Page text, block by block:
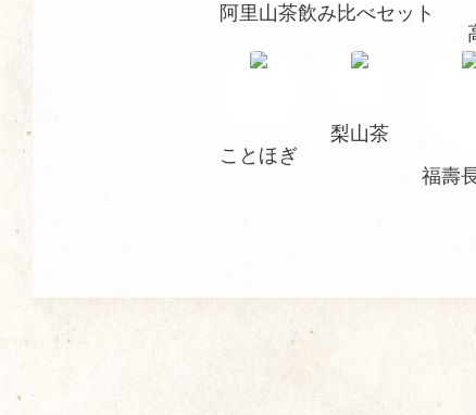
阿里山茶飲み比べセット
ことほぎ
梨山茶
福壽